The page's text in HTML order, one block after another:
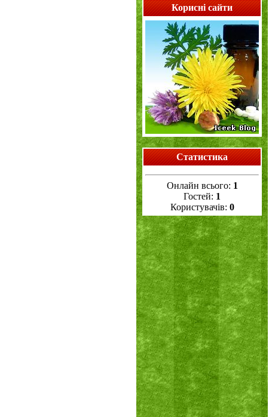
Корисні сайти
Статистика
Онлайн всього: 1
Гостей: 1
Користувачів: 0